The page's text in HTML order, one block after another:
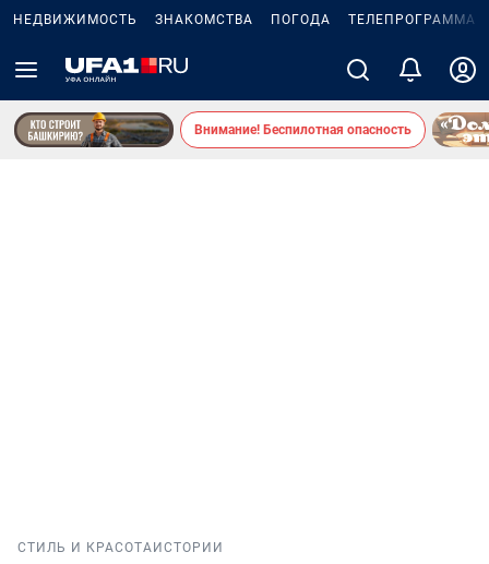
НЕДВИЖИМОСТЬ ЗНАКОМСТВА ПОГОДА ТЕЛЕПРОГРАММА
Внимание! Беспилотная опасность
СТИЛЬ И КРАСОТА ИСТОРИИ